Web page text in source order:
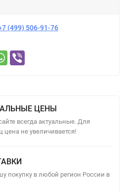
(499) 506-91-76
ЦЕНЫ
всегда актуальные. Для
цена не увеличивается!
покупку в любой регион России в